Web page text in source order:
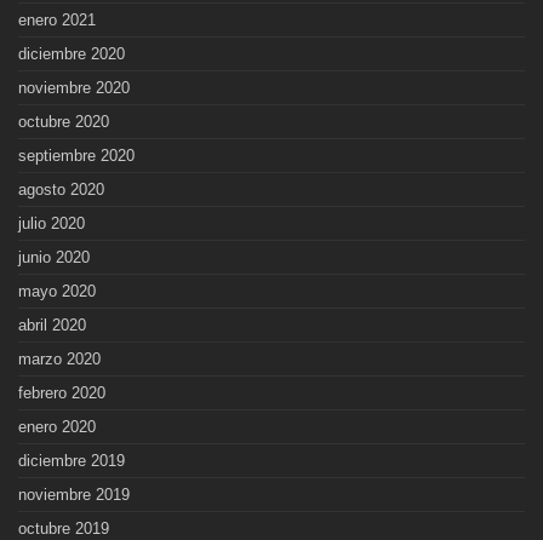
enero 2021
diciembre 2020
noviembre 2020
octubre 2020
septiembre 2020
agosto 2020
julio 2020
junio 2020
mayo 2020
abril 2020
marzo 2020
febrero 2020
enero 2020
diciembre 2019
noviembre 2019
octubre 2019